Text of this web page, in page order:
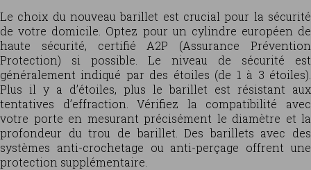
Le choix du nouveau barillet est crucial pour la sécurité
de votre domicile. Optez pour un cylindre européen de
haute sécurité, certifié A2P (Assurance Prévention
Protection) si possible. Le niveau de sécurité est
généralement indiqué par des étoiles (de 1 à 3 étoiles).
Plus il y a d’étoiles, plus le barillet est résistant aux
tentatives d’effraction. Vérifiez la compatibilité avec
votre porte en mesurant précisément le diamètre et la
profondeur du trou de barillet. Des barillets avec des
systèmes anti-crochetage ou anti-perçage offrent une
protection supplémentaire.